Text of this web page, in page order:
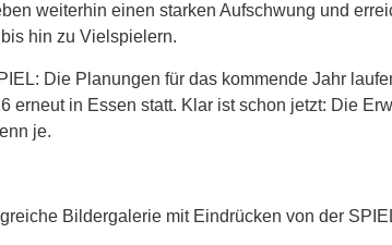
weiterhin einen starken Aufschwung und
hin zu Vielspielern.
Die Planungen für das kommende Jahr
erneut in Essen statt. Klar ist schon jetzt: Die
je.
Bildergalerie mit Eindrücken von der